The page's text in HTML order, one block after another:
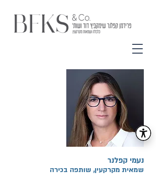
נעמי קפלנר
שמאית מקרקעין, שותפה בכירה